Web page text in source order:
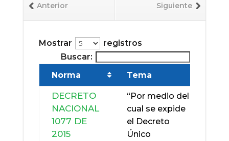
Siguiente
Anterior
Mostrar
registros
Buscar:
Norma
Tema
DECRETO
NACIONAL
1077 DE
2015
“Por medio del
cual se expide
el Decreto
Único